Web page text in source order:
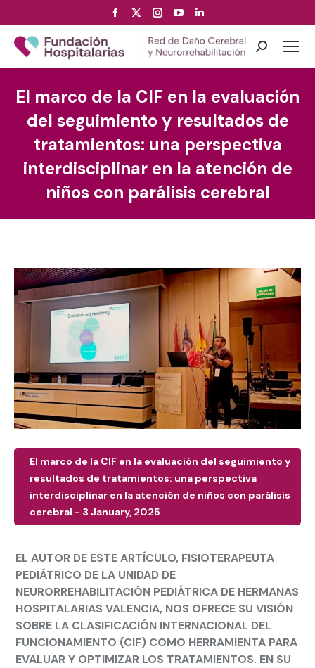
Facebook
page
opens
in
window
page
opens
in
window
Instagram
page
opens
in
window
YouTube
page
opens
in
window
page
opens
in
window
Search:
El marco de la CIF en la evaluación
del seguimiento y resultados de
tratamientos: una perspectiva
interdisciplinar en la atención de
niños con parálisis cerebral
El marco de la CIF en la evaluación del seguimiento y
resultados de tratamientos: una perspectiva
interdisciplinar en la atención de niños con parálisis
cerebral - 3 January, 2025
EL AUTOR DE ESTE ARTÍCULO, FISIOTERAPEUTA
PEDIÁTRICO DE LA UNIDAD DE
NEURORREHABILITACIÓN PEDIÁTRICA DE HERMANAS
HOSPITALARIAS VALENCIA, NOS OFRECE SU VISIÓN
SOBRE LA CLASIFICACIÓN INTERNACIONAL DEL
FUNCIONAMIENTO (CIF) COMO HERRAMIENTA PARA
EVALUAR Y OPTIMIZAR LOS TRATAMIENTOS. EN SU